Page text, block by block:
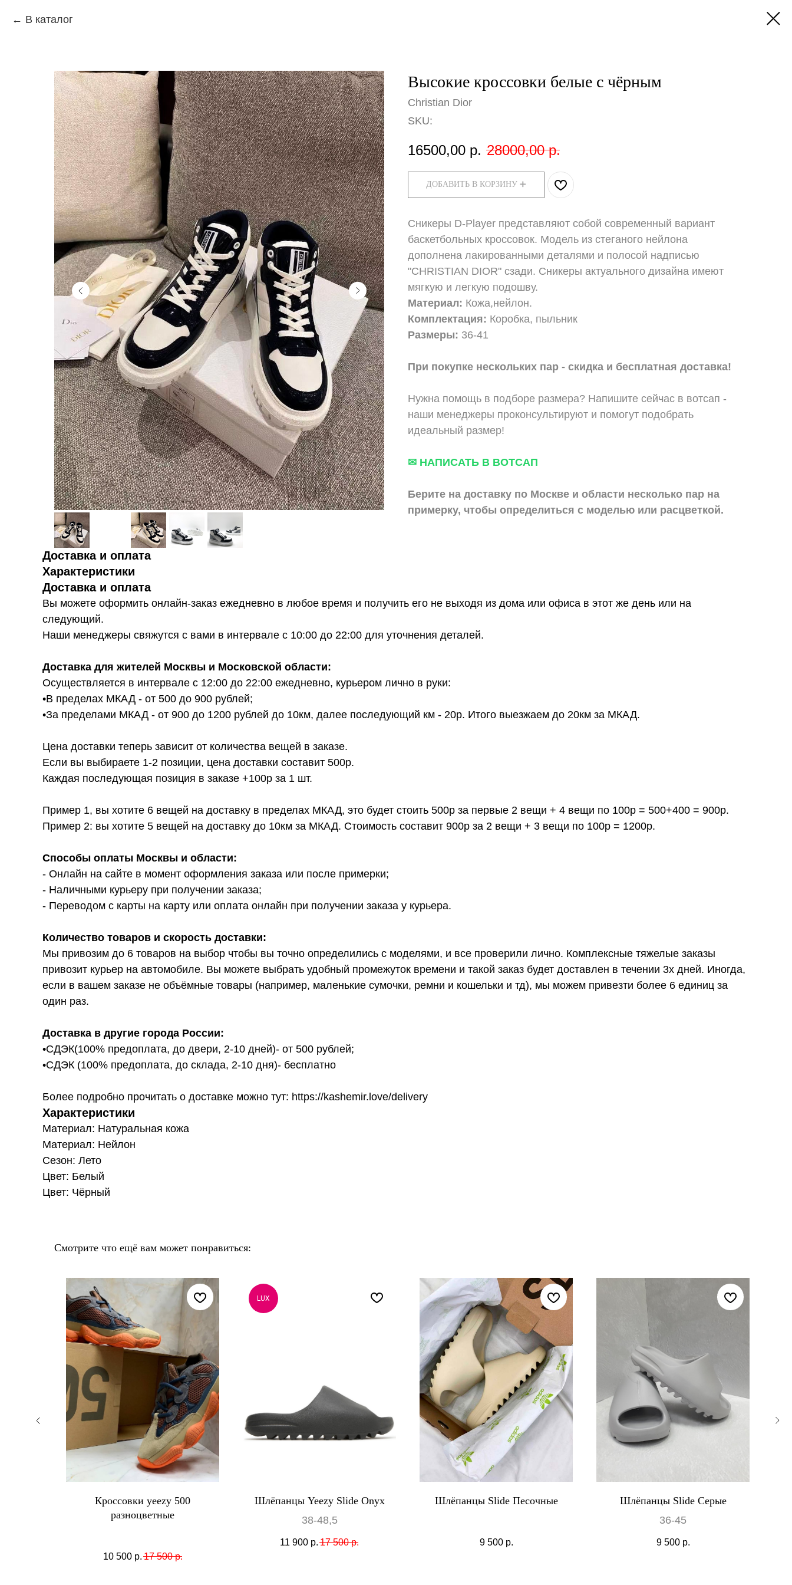
В каталог
Высокие кроссовки белые с чёрным
Christian Dior
SKU:
16500,00 р. 28000,00 р.
ДОБАВИТЬ В КОРЗИНУ ➕
Сникеры D-Player представляют собой современный вариант
баскетбольных кроссовок. Модель из стеганого нейлона
дополнена лакированными деталями и полосой надписью
"CHRISTIAN DIOR" сзади. Сникеры актуального дизайна имеют
мягкую и легкую подошву.
Материал: Кожа,нейлон.
Комплектация: Коробка, пыльник
Размеры: 36-41
При покупке нескольких пар - скидка и бесплатная доставка!
Нужна помощь в подборе размера? Напишите сейчас в вотсап -
наши менеджеры проконсультируют и помогут подобрать
идеальный размер!
✉ НАПИСАТЬ В ВОТСАП
Берите на доставку по Москве и области несколько пар на
примерку, чтобы определиться с моделью или расцветкой.
Доставка и оплата
Характеристики
Доставка и оплата
Вы можете оформить онлайн-заказ ежедневно в любое время и получить его не выходя из дома или офиса в этот же день или на
следующий.
Наши менеджеры свяжутся с вами в интервале с 10:00 до 22:00 для уточнения деталей.
Доставка для жителей Москвы и Московской области:
Осуществляется в интервале с 12:00 до 22:00 ежедневно, курьером лично в руки:
•В пределах МКАД - от 500 до 900 рублей;
•За пределами МКАД - от 900 до 1200 рублей до 10км, далее последующий км - 20р. Итого выезжаем до 20км за МКАД.
Цена доставки теперь зависит от количества вещей в заказе.
Если вы выбираете 1-2 позиции, цена доставки составит 500р.
Каждая последующая позиция в заказе +100р за 1 шт.
Пример 1, вы хотите 6 вещей на доставку в пределах МКАД, это будет стоить 500р за первые 2 вещи + 4 вещи по 100р = 500+400 = 900р.
Пример 2: вы хотите 5 вещей на доставку до 10км за МКАД. Стоимость составит 900р за 2 вещи + 3 вещи по 100р = 1200р.
Способы оплаты Москвы и области:
- Онлайн на сайте в момент оформления заказа или после примерки;
- Наличными курьеру при получении заказа;
- Переводом с карты на карту или оплата онлайн при получении заказа у курьера.
Количество товаров и скорость доставки:
Мы привозим до 6 товаров на выбор чтобы вы точно определились с моделями, и все проверили лично. Комплексные тяжелые заказы
привозит курьер на автомобиле. Вы можете выбрать удобный промежуток времени и такой заказ будет доставлен в течении 3х дней. Иногда,
если в вашем заказе не объёмные товары (например, маленькие сумочки, ремни и кошельки и тд), мы можем привезти более 6 единиц за
один раз.
Доставка в другие города России:
•СДЭК(100% предоплата, до двери, 2-10 дней)- от 500 рублей;
•СДЭК (100% предоплата, до склада, 2-10 дня)- бесплатно
Более подробно прочитать о доставке можно тут: https://kashemir.love/delivery
Характеристики
Материал: Натуральная кожа
Материал: Нейлон
Сезон: Лето
Цвет: Белый
Цвет: Чёрный
Смотрите что ещё вам может понравиться:
Кроссовки yeezy 500
разноцветные
10 500 р. 17 500 р.
LUX
Шлёпанцы Yeezy Slide Onyx
38-48,5
11 900 р. 17 500 р.
Шлёпанцы Slide Песочные
9 500 р.
Шлёпанцы Slide Серые
36-45
9 500 р.